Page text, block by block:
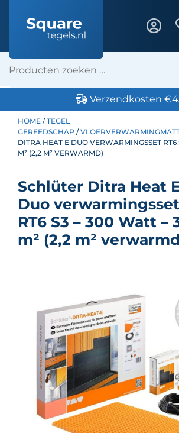
Verzendkosten
HOME /TEGEL
GEREEDSCHAP /
DITRA HEAT E DUO VERWARMINGSSET RT6
M² (2,2 M² VERWARMD)
Schlüter Ditra Heat
Duo verwarmingsset
RT6 S3 – 300 Watt –
m² (2,2 m²